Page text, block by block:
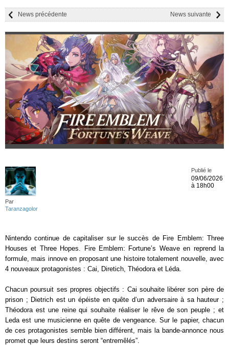
News suivante
News précédente
Par
Taranzagolor
Publié le
09/06/2026
à 18h00
Nintendo continue de capitaliser sur le succès de Fire Emblem: Three
Houses et Three Hopes. Fire Emblem: Fortune’s Weave en reprend la
formule, mais innove en proposant une histoire totalement nouvelle, avec
4 nouveaux protagonistes : Cai, Diretich, Théodora et Léda.
Chacun poursuit ses propres objectifs : Cai souhaite libérer son père de
prison ; Dietrich est un épéiste en quête d’un adversaire à sa hauteur ;
Théodora est une reine qui souhaite réaliser le rêve de son peuple ; et
Leda est une musicienne en quête de vengeance. Sur le papier, chacun
de ces protagonistes semble bien différent, mais la bande-annonce nous
promet que leurs destins seront “entremêlés”.